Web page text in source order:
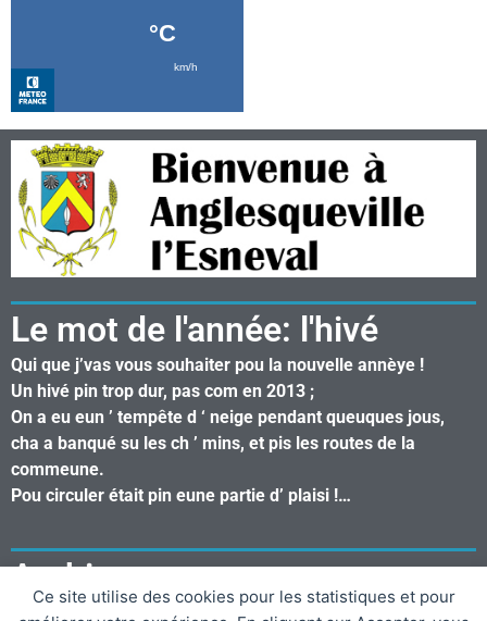
Ce site utilise des cookies pour les statistiques et pour
Le mot de l'année: l'hivé
Qui que j’vas vous souhaiter pou la nouvelle annèye !
Un hivé pin trop dur, pas com en 2013 ;
On a eu eun ’ tempête d ‘ neige pendant queuques jous,
cha a banqué su les ch ’ mins, et pis les routes de la
commeune.
Pou circuler était pin eune partie d’ plaisi !…
Archives
Mars 2022